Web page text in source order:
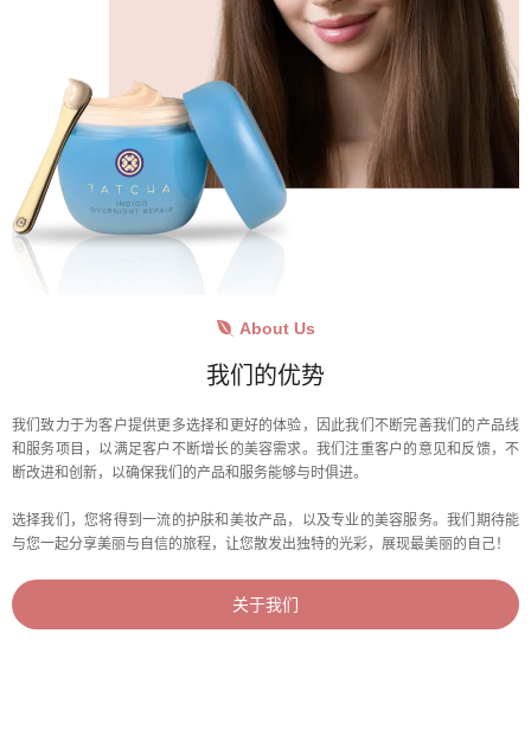
About Us
我们的优势
我们致力于为客户提供更多选择和更好的体验，因此我们不断完善我们的产品线
和服务项目，以满足客户不断增长的美容需求。我们注重客户的意见和反馈，不
断改进和创新，以确保我们的产品和服务能够与时俱进。
选择我们，您将得到一流的护肤和美妆产品，以及专业的美容服务。我们期待能
与您一起分享美丽与自信的旅程，让您散发出独特的光彩，展现最美丽的自己！
关于我们